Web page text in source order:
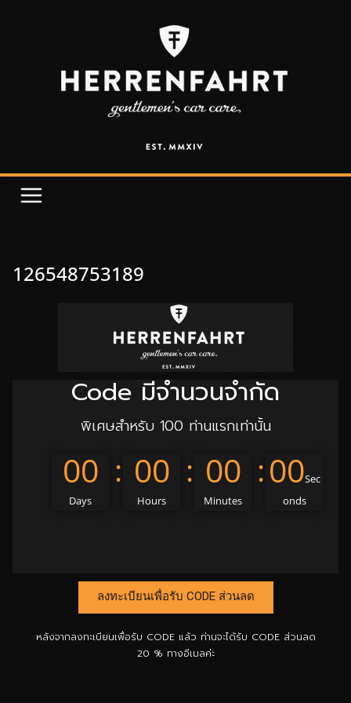
126548753189
Code มีจำนวนจำกัด
พิเศษสำหรับ 100 ท่านแรกเท่านั้น
00
Days
00
Hours
00
Minutes
00Sec
onds
ลงทะเบียนเพื่อรับ CODE ส่วนลด
หลังจากลงทะเบียนเพื่อรับ CODE แล้ว ท่านจะได้รับ CODE ส่วนลด
20 % ทางอีเมลค่ะ